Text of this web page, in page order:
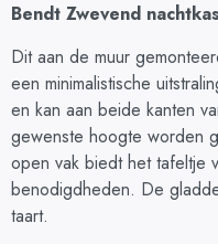
Bendt Zwevend
Dit aan de muur
een minimalistische
en kan aan beide kanten
gewenste hoogte worden
open vak biedt het tafeltje
benodigdheden. De
taart.